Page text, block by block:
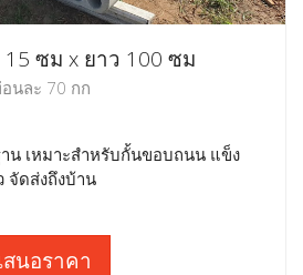
15 ซม x ยาว 100 ซม
นละ 70 กก
น เหมาะสำหรับกั้นขอบถนน แข็ง
จัดส่งถึงบ้าน
นอราคา